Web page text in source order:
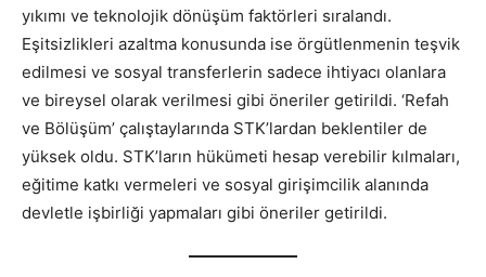
yıkımı ve teknolojik dönüşüm faktörleri sıralandı.
Eşitsizlikleri azaltma konusunda ise örgütlenmenin teşvik
edilmesi ve sosyal transferlerin sadece ihtiyacı olanlara
ve bireysel olarak verilmesi gibi öneriler getirildi. ‘Refah
ve Bölüşüm’ çalıştaylarında STK’lardan beklentiler de
yüksek oldu. STK’ların hükümeti hesap verebilir kılmaları,
eğitime katkı vermeleri ve sosyal girişimcilik alanında
devletle işbirliği yapmaları gibi öneriler getirildi.